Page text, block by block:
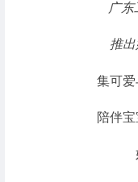
广
推
集可
陪伴